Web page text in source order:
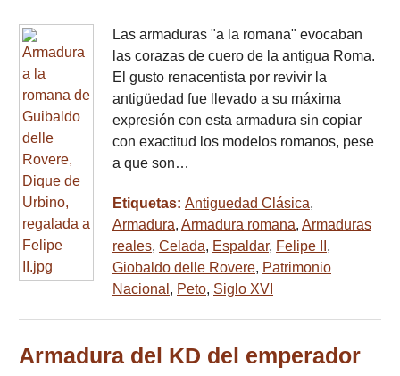
Las armaduras "a la romana" evocaban
las corazas de cuero de la antigua Roma.
El gusto renacentista por revivir la
antigüedad fue llevado a su máxima
expresión con esta armadura sin copiar
con exactitud los modelos romanos, pese
a que son…
Etiquetas: Antiguedad Clásica,
Armadura, Armadura romana, Armaduras
reales, Celada, Espaldar, Felipe II ,
Giobaldo delle Rovere, Patrimonio
Nacional , Peto, Siglo XVI
Armadura del KD del emperador